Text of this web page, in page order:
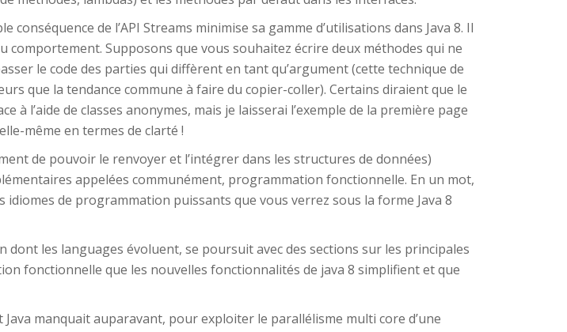
de l’API Streams minimise sa gamme d’utilisations dans Java 8. Il
comportement. Supposons que vous souhaitez écrire deux méthodes qui ne
le code des parties qui diffèrent en tant qu’argument (cette technique de
que la tendance commune à faire du copier-coller). Certains diraient que le
l’aide de classes anonymes, mais je laisserai l’exemple de la première page
même en termes de clarté !
de pouvoir le renvoyer et l’intégrer dans les structures de données)
appelées communément, programmation fonctionnelle. En un mot,
de programmation puissants que vous verrez sous la forme Java 8
les languages évoluent, se poursuit avec des sections sur les principales
fonctionnelle que les nouvelles fonctionnalités de java 8 simplifient et que
manquait auparavant, pour exploiter le parallélisme multi core d’une